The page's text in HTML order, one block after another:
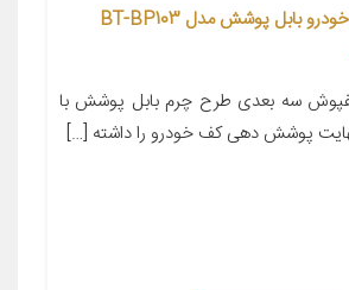
کفپوش سه بعدی خودرو بابل پوشش مدل BT-BP103
سه بعدی طرح چرم بابل پوشش با
پوشش دهی کف خودرو را داشته […]